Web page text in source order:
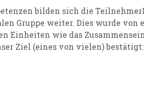
bilden sich die
Gruppe weiter. Dies wurde von
Einheiten wie das
Ziel (eines von vielen)